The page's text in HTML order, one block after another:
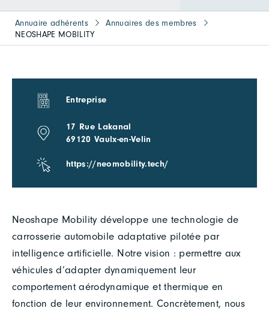
Annuaire adhérents
Annuaires des membres
NEOSHAPE MOBILITY
Neoshape Mobility développe une technologie de
carrosserie automobile adaptative pilotée par
intelligence artificielle. Notre vision : permettre aux
véhicules d’adapter dynamiquement leur
comportement aérodynamique et thermique en
fonction de leur environnement. Concrètement, nous
Entreprise
17 Rue Lakanal
69120 Vaulx-en-Velin
https://neomobility.tech/